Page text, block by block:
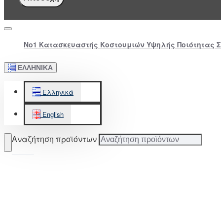
Νο1 Κατασκευαστής Κοστουμιών Υψηλής Ποιότητας
ΕΛΛΗΝΙΚΆ
Ελληνικά
English
Αναζήτηση προϊόντων